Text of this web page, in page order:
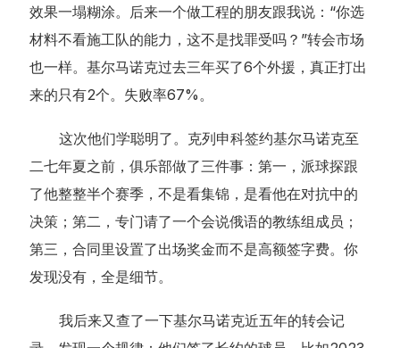
效果一塌糊涂。后来一个做工程的朋友跟我说：“你选
材料不看施工队的能力，这不是找罪受吗？”转会市场
也一样。基尔马诺克过去三年买了6个外援，真正打出
来的只有2个。失败率67%。
这次他们学聪明了。克列申科签约基尔马诺克至
二七年夏之前，俱乐部做了三件事：第一，派球探跟
了他整整半个赛季，不是看集锦，是看他在对抗中的
决策；第二，专门请了一个会说俄语的教练组成员；
第三，合同里设置了出场奖金而不是高额签字费。你
发现没有，全是细节。
我后来又查了一下基尔马诺克近五年的转会记